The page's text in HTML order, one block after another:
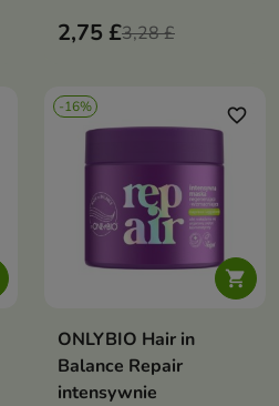
poprawia ich elastyczność i
przywraca im zdrowy wygląd
2,75 £3,28 £
-16%

favorite_border
ONLYBIO Hair in
Balance Repair
intensywnie